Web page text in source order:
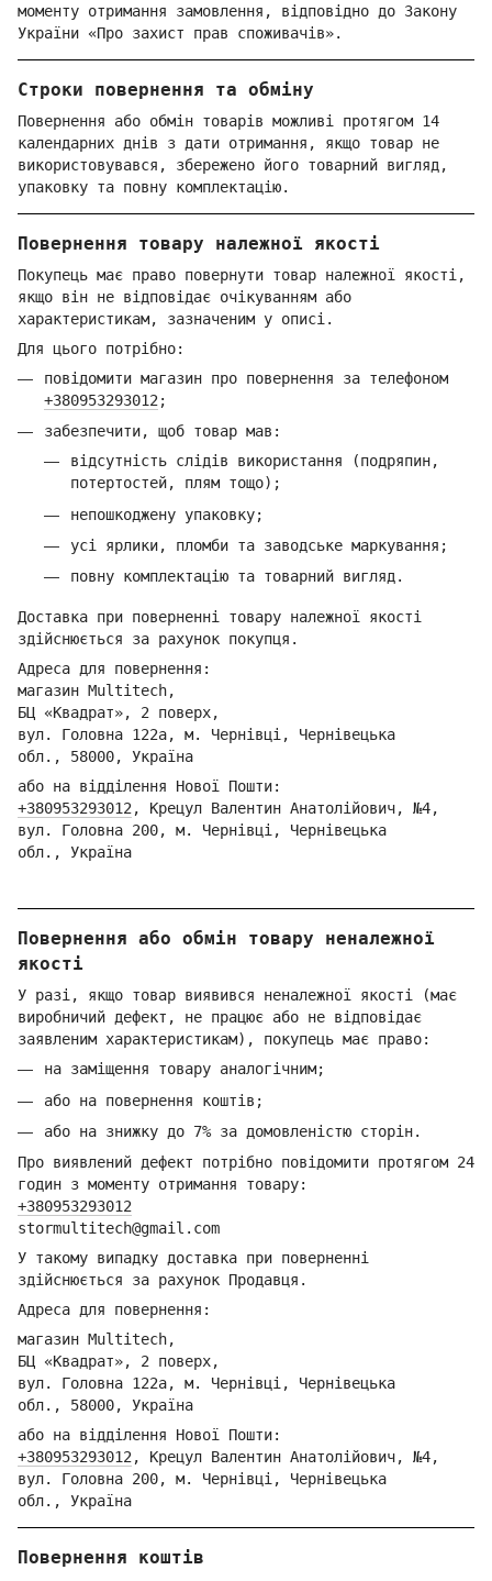
моменту отримання замовлення, відповідно до Закону
України «Про захист прав споживачів».
Строки повернення та обміну
Повернення або обмін товарів можливі протягом 14
календарних днів з дати отримання, якщо товар не
використовувався, збережено його товарний вигляд,
упаковку та повну комплектацію.
Повернення товару належної якості
Покупець має право повернути товар належної якості,
якщо він не відповідає очікуванням або
характеристикам, зазначеним у описі.
Для цього потрібно:
повідомити магазин про повернення за телефоном
+380953293012 ;
забезпечити, щоб товар мав:
відсутність слідів використання (подряпин,
потертостей, плям тощо);
непошкоджену упаковку;
усі ярлики, пломби та заводське маркування;
повну комплектацію та товарний вигляд.
Доставка при поверненні товару належної якості
здійснюється за рахунок покупця.
Адреса для повернення:
магазин Multitech,
БЦ «Квадрат», 2 поверх,
вул. Головна 122а, м. Чернівці, Чернівецька
обл., 58000, Україна
або на відділення Нової Пошти:
+380953293012 , Крецул Валентин Анатолійович, №4,
вул. Головна 200, м. Чернівці, Чернівецька
обл., Україна
Повернення або обмін товару неналежної
якості
У разі, якщо товар виявився неналежної якості (має
виробничий дефект, не працює або не відповідає
заявленим характеристикам), покупець має право:
на заміщення товару аналогічним;
або на повернення коштів;
або на знижку до 7% за домовленістю сторін.
Про виявлений дефект потрібно повідомити протягом 24
годин з моменту отримання товару:
+380953293012
stormultitech@gmail.com
У такому випадку доставка при поверненні
здійснюється за рахунок Продавця.
Адреса для повернення:
магазин Multitech,
БЦ «Квадрат», 2 поверх,
вул. Головна 122а, м. Чернівці, Чернівецька
обл., 58000, Україна
або на відділення Нової Пошти:
+380953293012, Крецул Валентин Анатолійович, №4,
вул. Головна 200, м. Чернівці, Чернівецька
обл., Україна
Повернення коштів